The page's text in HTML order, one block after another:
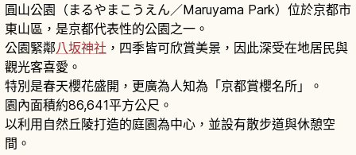
圓山公園（まるやまこうえん／Maruyama Park）位於京都市
東山區，是京都代表性的公園之一。
公園緊鄰八坂神社 ，四季皆可欣賞美景，因此深受在地居民與
觀光客喜愛。
特別是春天櫻花盛開，更廣為人知為「京都賞櫻名所」。
園內面積約86,641平方公尺。
以利用自然丘陵打造的庭園為中心，並設有散步道與休憩空
間。